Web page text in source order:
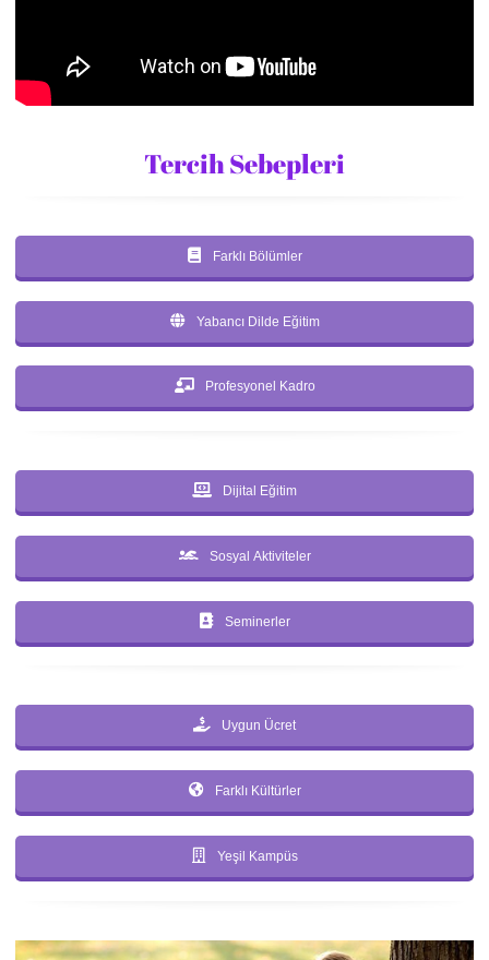
Tercih Sebepleri
Farklı Bölümler
Yabancı Dilde Eğitim
Profesyonel Kadro
Dijital Eğitim
Sosyal Aktiviteler
Seminerler
Uygun Ücret
Farklı Kültürler
Yeşil Kampüs